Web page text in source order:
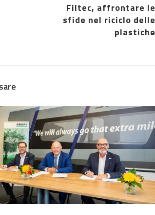
Filtec, affrontare le
sfide nel riciclo delle
plastiche